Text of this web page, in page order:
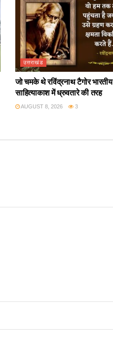
उत्तराखंड
जो चमके थे रविंद्रनाथ टैगोर भारतीय
साहित्याकाश में ध्रुवतारे की तरह
AUGUST 8, 2026 3